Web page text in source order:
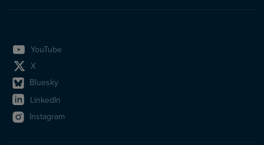
YouTube
X
Bluesky
LinkedIn
Instagram